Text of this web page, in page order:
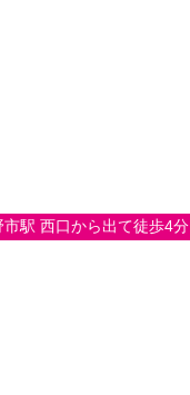
市駅 西口から出て徒歩4分